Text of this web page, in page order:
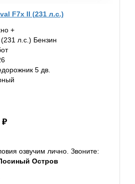
F7x II (231 л.с.)
+
л.с.) Бензин
5 дв.
озвучим лично. Звоните:
Остров